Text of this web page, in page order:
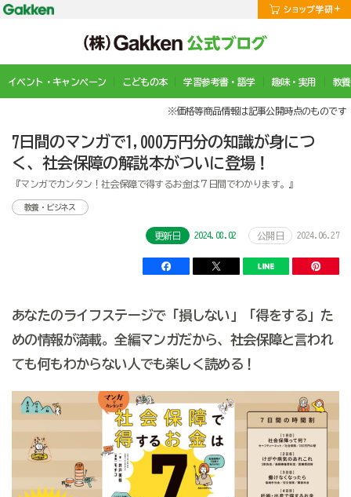
イベント・キャンペーン こどもの本 学習参考書・語学 趣味・実用 教
※価格等商品情報は記事公開時点のものです
7日間のマンガで1,000万円分の知識が身につ
く、社会保障の解説本がついに登場！
『マンガでカンタン！社会保障で得するお金は７日間でわかります。』
教養・ビジネス
更新日 2024.08.02 公開日 2024.06.27
あなたのライフステージで「損しない」「得をする」た
めの情報が満載。全編マンガだから、社会保障と言われ
ても何もわからない人でも楽しく読める！